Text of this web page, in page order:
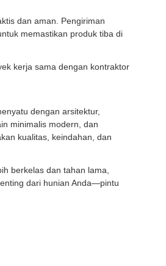
dan aman. Pengiriman
memastikan produk tiba di
kerja sama dengan kontraktor
dengan arsitektur,
minimalis modern, dan
kualitas, keindahan, dan
berkelas dan tahan lama,
dari hunian Anda—pintu